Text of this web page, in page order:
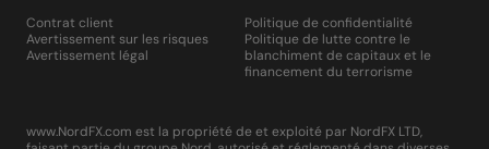
Contrat client
Avertissement sur les risques
Avertissement légal
Politique de confidentialité
Politique de lutte contre le
blanchiment de capitaux et le
financement du terrorisme
www.NordFX.com est la propriété de et exploité par NordFX LTD,